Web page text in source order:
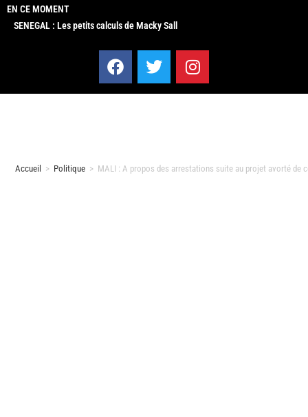
EN CE MOMENT
SENEGAL : Les petits calculs de Macky Sall
Accueil > Politique > MALI : A propos des arrestations suite au projet avorté de